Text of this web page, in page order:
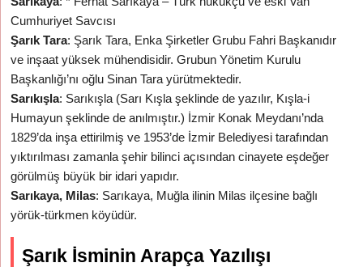
Cumhuriyet Savcısı
Şarık Tara: Şarık Tara, Enka Şirketler Grubu Fahri Başkanıdır
ve inşaat yüksek mühendisidir. Grubun Yönetim Kurulu
Başkanlığı’nı oğlu Sinan Tara yürütmektedir.
Sarıkışla: Sarıkışla (Sarı Kışla şeklinde de yazılır, Kışla-i
Humayun şeklinde de anılmıştır.) İzmir Konak Meydanı’nda
1829’da inşa ettirilmiş ve 1953’de İzmir Belediyesi tarafından
yıktırılması zamanla şehir bilinci açısından cinayete eşdeğer
görülmüş büyük bir idari yapıdır.
Sarıkaya, Milas: Sarıkaya, Muğla ilinin Milas ilçesine bağlı
yörük-türkmen köyüdür.
Şarık İsminin Arapça Yazılışı